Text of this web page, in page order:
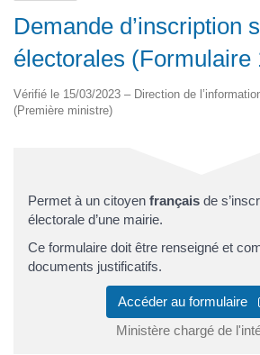
Demande d’inscription
électorales (Formulaire
Vérifié le 15/03/2023 – Direction de
(Première ministre)
Permet à un citoyen français de
électorale d’une mairie.
Ce formulaire doit être renseigné et
documents justificatifs.
Accéder au formulaire
Ministère chargé de